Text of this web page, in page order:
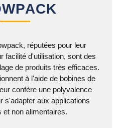
réputées pour leur
facilité d'utilisation, sont des
de produits très efficaces.
à l'aide de bobines de
confère une polyvalence
s'adapter aux applications
et non alimentaires.